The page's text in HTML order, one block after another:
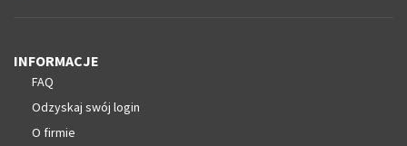
INFORMACJE
FAQ
Odzyskaj swój login
O firmie